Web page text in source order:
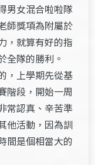
男女混合啦啦隊
師獎項為附屬於
，就算有好的指
全隊的勝利。
，上學期先從基
階段，開始一周
常認真、辛苦準
他活動，因為訓
間是個相當大的